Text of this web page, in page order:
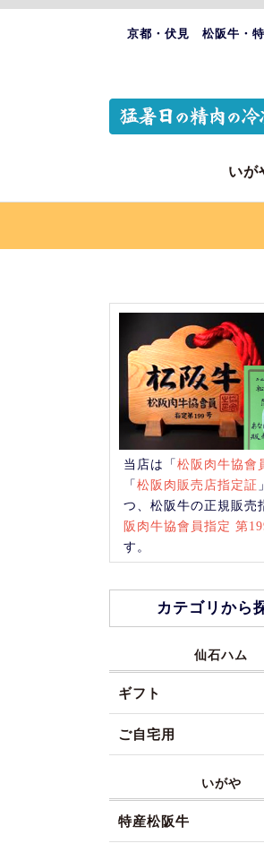
京都・伏見 松阪牛・
いが
当店は「松阪肉牛協會
「松阪肉販売店指定証
つ、松阪牛の正規販売
阪肉牛協會員指定 第
す。
カテゴリから
仙石ハム
ギフト
ご自宅用
いがや
特産松阪牛